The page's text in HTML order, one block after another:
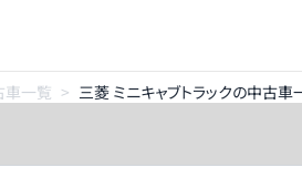
車一覧 > 三菱 ミニキャブトラックの中古車